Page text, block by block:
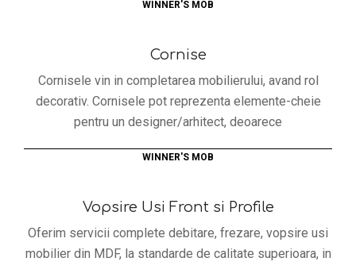
WINNER'S MOB
Cornise
Cornisele vin in completarea mobilierului, avand rol
decorativ. Cornisele pot reprezenta elemente-cheie
pentru un designer/arhitect, deoarece
WINNER'S MOB
Vopsire Usi Front si Profile
Oferim servicii complete debitare, frezare, vopsire usi
mobilier din MDF, la standarde de calitate superioara, in